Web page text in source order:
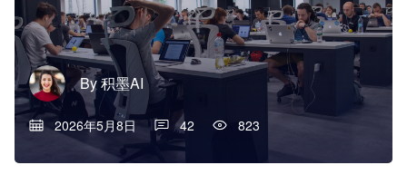
By积墨AI
2026年5月8日 42 823